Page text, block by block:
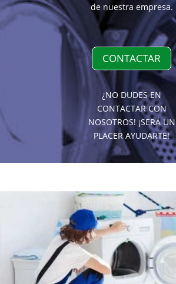
de nuestra empresa.
CONTACTAR
¿NO DUDES EN
CONTACTAR CON
NOSOTROS! ¡SERÁ UN
PLACER AYUDARTE!